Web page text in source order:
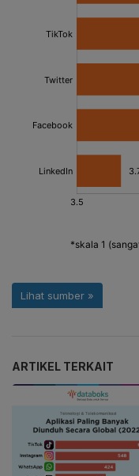
ARTIKEL TERKAIT